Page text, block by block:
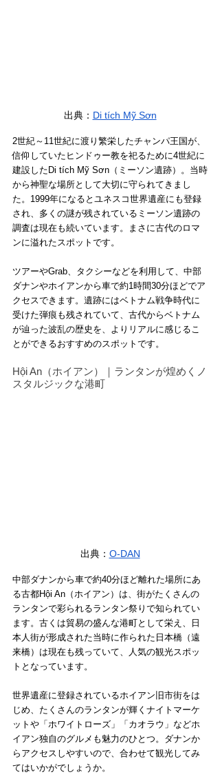
出典： Di tích Mỹ Sơn
2世紀～11世紀に渡り繁栄したチャンパ王国が、
信仰していたヒンドゥー教を祀るために4世紀に
建設したDi tích Mỹ Sơn（ミーソン遺跡）。当時
から神聖な場所として大切に守られてきまし
た。1999年になるとユネスコ世界遺産にも登録
され、多くの謎が残されているミーソン遺跡の
調査は現在も続いています。まさに古代のロマ
ンに溢れたスポットです。
ツアーやGrab、タクシーなどを利用して、中部
ダナンやホイアンから車で約1時間30分ほどでア
クセスできます。遺跡にはベトナム戦争時代に
受けた弾痕も残されていて、古代からベトナム
が辿った波乱の歴史を、よりリアルに感じるこ
とができるおすすめのスポットです。
Hội An（ホイアン）｜ランタンが煌めくノ
スタルジックな港町
出典： O-DAN
中部ダナンから車で約40分ほど離れた場所にあ
る古都Hội An（ホイアン）は、街がたくさんの
ランタンで彩られるランタン祭りで知られてい
ます。古くは貿易の盛んな港町として栄え、日
本人街が形成された当時に作られた日本橋（遠
来橋）は現在も残っていて、人気の観光スポッ
トとなっています。
世界遺産に登録されているホイアン旧市街をは
じめ、たくさんのランタンが輝くナイトマーケ
ットや「ホワイトローズ」「カオラウ」などホ
イアン独自のグルメも魅力のひとつ。ダナンか
らアクセスしやすいので、合わせて観光してみ
てはいかがでしょうか。